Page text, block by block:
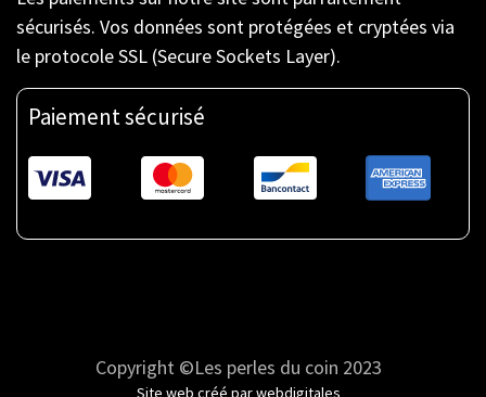
sécurisés. Vos données sont protégées et cryptées via
le protocole SSL (Secure Sockets Layer).
Paiement sécurisé
Copyright ©Les perles du coin 2023
Site web créé parwebdigitales